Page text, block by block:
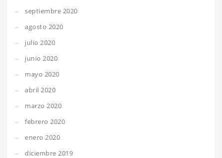
septiembre 2020
agosto 2020
julio 2020
junio 2020
mayo 2020
abril 2020
marzo 2020
febrero 2020
enero 2020
diciembre 2019